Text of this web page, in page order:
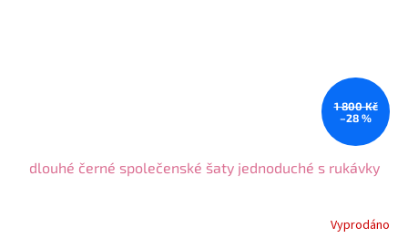
1 800 Kč
–28 %
dlouhé černé společenské šaty jednoduché s rukávky
Vyprodáno